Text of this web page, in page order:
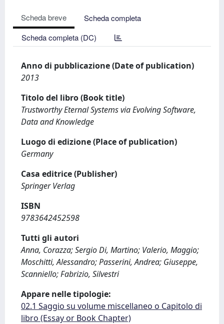
Scheda breve
Scheda completa
Scheda completa (DC)
Anno di pubblicazione (Date of publication)
2013
Titolo del libro (Book title)
Trustworthy Eternal Systems via Evolving Software,
Data and Knowledge
Luogo di edizione (Place of publication)
Germany
Casa editrice (Publisher)
Springer Verlag
ISBN
9783642452598
Tutti gli autori
Anna, Corazza; Sergio Di, Martino; Valerio, Maggio;
Moschitti, Alessandro; Passerini, Andrea; Giuseppe,
Scanniello; Fabrizio, Silvestri
Appare nelle tipologie:
02.1 Saggio su volume miscellaneo o Capitolo di
libro (Essay or Book Chapter)